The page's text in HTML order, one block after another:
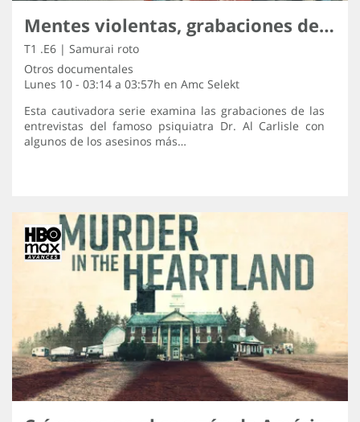
Mentes violentas, grabaciones de los asesinos
T1 .E6 | Samurai roto
Otros documentales
Lunes 10 - 03:14 a 03:57h en Amc Selekt
Esta cautivadora serie examina las grabaciones de las
entrevistas del famoso psiquiatra Dr. Al Carlisle con
algunos de los asesinos más…